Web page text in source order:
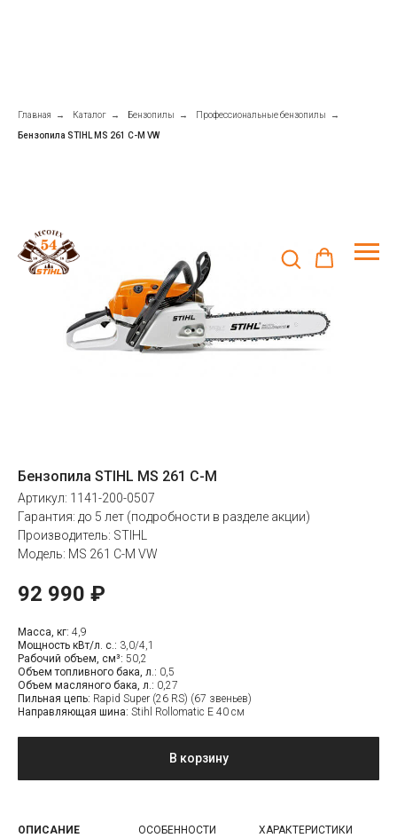
Главная → Каталог → Бензопилы → Профессиональные бензопилы →
Бензопила STIHL MS 261 C-M VW
Бензопила STIHL MS 261 C-M
Артикул: 1141-200-0507
Гарантия: до 5 лет (подробности в разделе акции)
Производитель: STIHL
Модель: MS 261 C-M VW
92 990 ₽
Масса, кг: 4,9
Мощность кВт/л. с.: 3,0/4,1
Рабочий объем, см³: 50,2
Объем топливного бака, л.: 0,5
Объем масляного бака, л.: 0,27
Пильная цепь: Rapid Super (26 RS) (67 звеньев)
Направляющая шина: Stihl Rollomatic Е 40 см
В корзину
ОПИСАНИЕ ОСОБЕННОСТИ ХАРАКТЕРИСТИКИ